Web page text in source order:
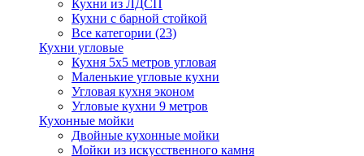
Кухни из ЛДСП
Кухни с барной стойкой
Все категории (23)
Кухни угловые
Кухня 5х5 метров угловая
Маленькие угловые кухни
Угловая кухня эконом
Угловые кухни 9 метров
Кухонные мойки
Двойные кухонные мойки
Мойки из искусственного камня